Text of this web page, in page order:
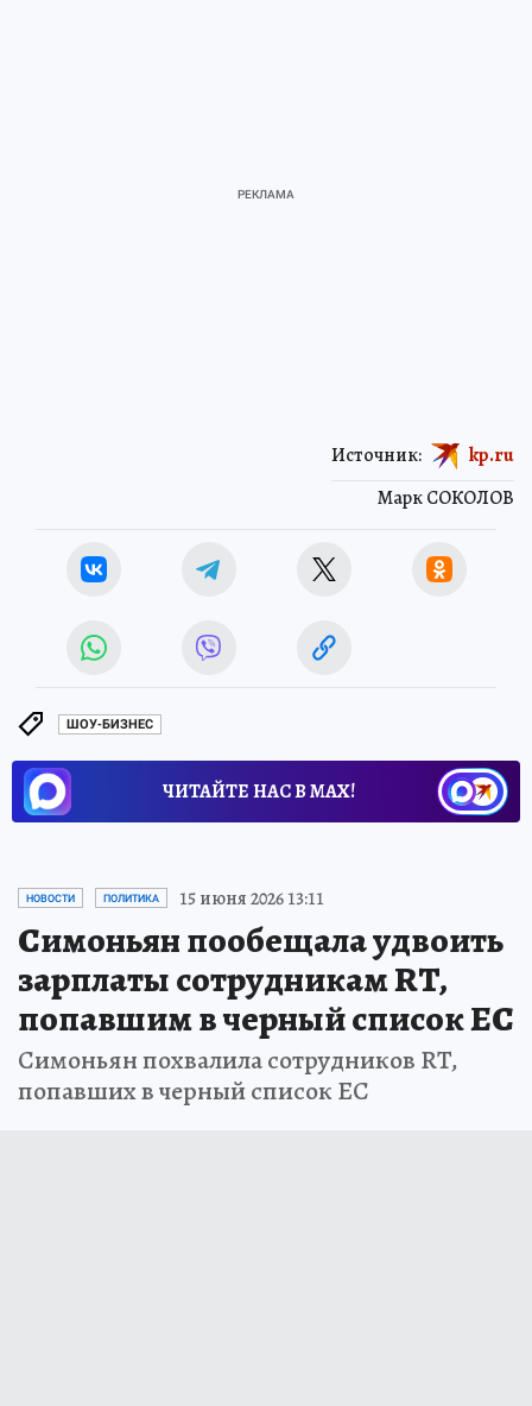
Марк СОКОЛОВ
Источник: kp.ru
ШОУ-БИЗНЕС
ЧИТАЙТЕ НАС В МАХ!
НОВОСТИ ПОЛИТИКА 15 июня 2026 13:11
Симоньян пообещала удвоить
зарплаты сотрудникам RT,
попавшим в черный список ЕС
Симоньян похвалила сотрудников RT,
попавших в черный список ЕС